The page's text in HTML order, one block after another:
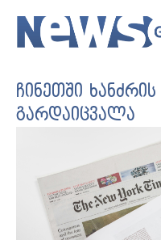
ჩინეთში
გარდაიცვალა